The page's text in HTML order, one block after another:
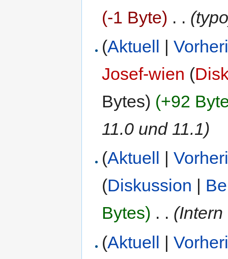
(-1 Byte) . .
(Aktuell |
Josef-wien (
Bytes) (+92
11.0 und 11.1)
(Aktuell |
(Diskussion
Bytes) . .
(Aktuell |